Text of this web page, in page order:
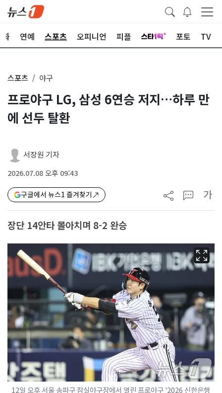
화 연예 스포츠 오피니언 피플 포토 TV
스포츠 야구
프로야구 LG, 삼성 6연승 저지…하루 만
에 선두 탈환
서장원 기자
2026.07.08 오후 09:43
구글에서 뉴스1 즐겨찾기 가
장단 14안타 몰아치며 8-2 완승
12일 오후 서울 송파구 잠실야구장에서 열린 프로야구 '2026 신한은행